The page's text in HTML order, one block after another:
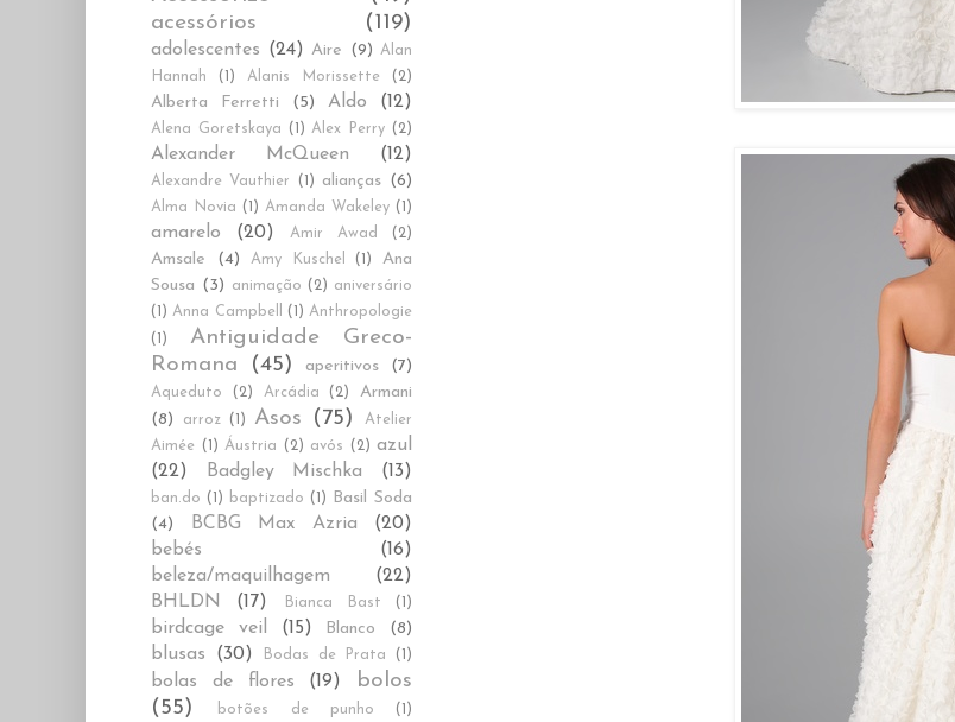
acessórios
(119)
adolescentes (24) Aire (9) Alan
Hannah
(1) Alanis Morissette (2)
Alberta Ferretti (5) Aldo (12)
Alena Goretskaya (1) Alex Perry (2)
Alexander McQueen (12)
Alexandre Vauthier (1) alianças (6)
Alma Novia (1) Amanda Wakeley (1)
amarelo (20) Amir Awad (2)
Amsale (4) Amy Kuschel (1)
Ana
Sousa (3) animação (2) aniversário
(1) Anna Campbell (1) Anthropologie
(1)
Antiguidade Greco-
Romana
(45) aperitivos (7)
Aqueduto (2) Arcádia (2)
Armani
(8)
arroz (1) Asos (75)
Atelier
Aimée
(1) Áustria (2) avós (2) azul
(22)
Badgley Mischka (13)
ban.do (1) baptizado (1)
Basil Soda
(4)
BCBG Max Azria
(20)
bebés
(16)
beleza/maquilhagem
(22)
BHLDN
(17) Bianca Bast (1)
birdcage veil (15) Blanco (8)
blusas (30) Bodas de Prata (1)
bolas de flores (19)
bolos
(55)
botões de punho (1)